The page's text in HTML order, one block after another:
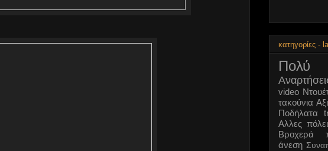
κατηγορίες -
Πολύ
video
τακούνια
Ποδήλατα
Αλλες
Βροχερά
άνεση